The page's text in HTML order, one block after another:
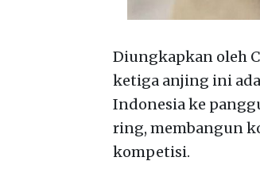
Diungkapkan oleh
ketiga anjing ini
Indonesia ke
ring, membangun
kompetisi.